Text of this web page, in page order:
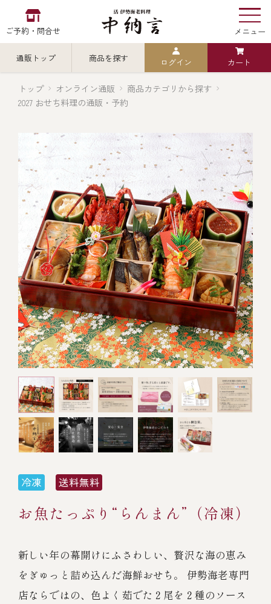
ご予約・問合せ メニュー
中納言の お食い初め
中納言の伊勢海老
用途・シーン
ご結婚式 1.5次会・
二次会
レストラン
オンライン通販
(造り/焼物/蒸し/ボイル伊勢海老)
(ごちそう重/誕生日重/還暦重/お食い初め重)
(生おせち/おせち冷凍)
(中納言/鉄板焼ひかり)
弁当宅配・仕出し
鉄板焼 ひかり
製薬会社・MR
プライバシーポリシー
サイトマップ
採用情報
通販トップ 商品を探す
カテゴリから探す 全ての商品を見る
伊勢海老
全ての商品を見る
お造り（お刺身）
焼物
蒸し
ボイル伊勢海老
ごちそう重
全ての商品を見る
ごちそう重
還暦重
誕生日重
お食い初め重
おせち
全ての商品を見る
生おせち
おせち冷凍
海鮮鍋
海鮮ＢＢＱ
調味料
スープ・スープカレー
レストラン商品
鉄板焼ひかり
お弁当（冷凍）
ログイン カート
トップ オンライン通販
商品カテゴリから探す
2027 おせち料理の通販・予約
お魚たっぷり“らんまん”（冷凍）
新しい年の幕開けにふさわしい、贅沢な海の恵み
をぎゅっと詰め込んだ海鮮おせち。 伊勢海老専門
店ならではの、色よく茹でた２尾を２種のソース